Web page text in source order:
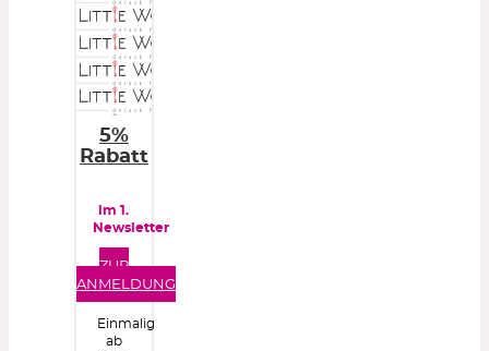
5%
Rabatt
im 1.
Newsletter
ZUR
ANMELDUNG
Einmalig
ab